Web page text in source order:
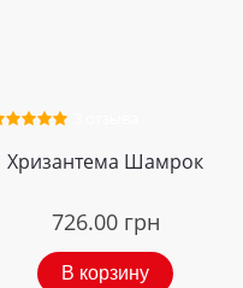
Хризантема Шамрок
726.00 грн
В корзину